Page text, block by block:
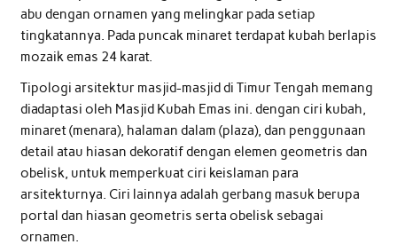
abu dengan ornamen yang melingkar pada setiap
tingkatannya. Pada puncak minaret terdapat kubah berlapis
mozaik emas 24 karat.
Tipologi arsitektur masjid-masjid di Timur Tengah memang
diadaptasi oleh Masjid Kubah Emas ini. dengan ciri kubah,
minaret (menara), halaman dalam (plaza), dan penggunaan
detail atau hiasan dekoratif dengan elemen geometris dan
obelisk, untuk memperkuat ciri keislaman para
arsitekturnya. Ciri lainnya adalah gerbang masuk berupa
portal dan hiasan geometris serta obelisk sebagai
ornamen.